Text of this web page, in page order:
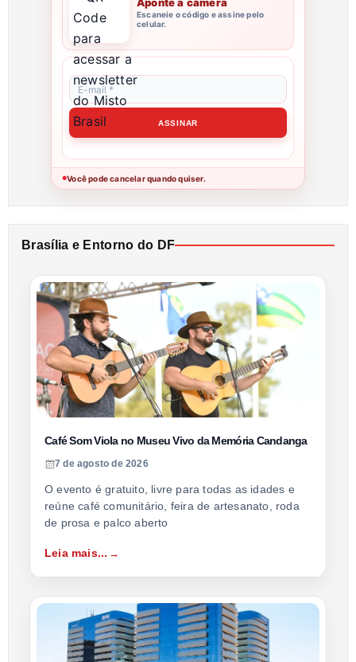
Escaneie o código e assine pelo
celular.
●Você pode cancelar quando quiser.
Brasília e Entorno do DF
Café Som Viola no Museu Vivo da Memória Candanga
7 de agosto de 2026
O evento é gratuito, livre para todas as idades e
reúne café comunitário, feira de artesanato, roda
de prosa e palco aberto
Leia mais...